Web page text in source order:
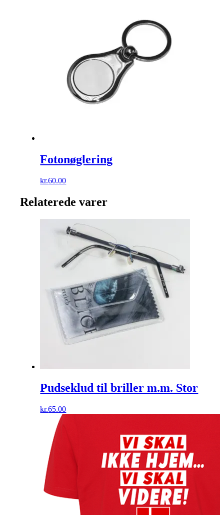
Fotonøglering
kr.60.00
Relaterede varer
Pudseklud til briller m.m. Stor
kr.65.00